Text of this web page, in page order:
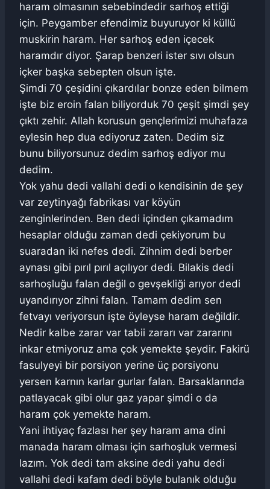
haram olmasının sebebindedir sarhoş ettiği
için. Peygamber efendimiz buyuruyor ki küllü
muskirin haram. Her sarhoş eden içecek
haramdır diyor. Şarap benzeri ister sıvı olsun
içker başka sebepten olsun işte.
Şimdi 70 çeşidini çıkardılar bonze eden bilmem
işte biz eroin falan biliyorduk 70 çeşit şimdi şey
çıktı zehir. Allah korusun gençlerimizi muhafaza
eylesin hep dua ediyoruz zaten. Dedim siz
bunu biliyorsunuz dedim sarhoş ediyor mu
dedim.
Yok yahu dedi vallahi dedi o kendisinin de şey
var zeytinyağı fabrikası var köyün
zenginlerinden. Ben dedi içinden çıkamadım
hesaplar olduğu zaman dedi çekiyorum bu
suaradan iki nefes dedi. Zihnim dedi berber
aynası gibi pırıl pırıl açılıyor dedi. Bilakis dedi
sarhoşluğu falan değil o gevşekliği arıyor dedi
uyandırıyor zihni falan. Tamam dedim sen
fetvayı veriyorsun işte öyleyse haram değildir.
Nedir kalbe zarar var tabii zararı var zararını
inkar etmiyoruz ama çok yemekte şeydir. Fakirü
fasulyeyi bir porsiyon yerine üç porsiyonu
yersen karnın karlar gurlar falan. Barsaklarında
patlayacak gibi olur gaz yapar şimdi o da
haram çok yemekte haram.
Yani ihtiyaç fazlası her şey haram ama dini
manada haram olması için sarhoşluk vermesi
lazım. Yok dedi tam aksine dedi yahu dedi
vallahi dedi kafam dedi böyle bulanık olduğu